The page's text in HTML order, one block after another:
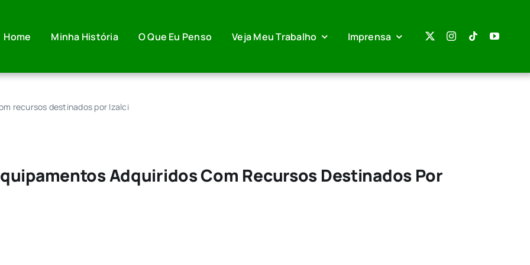
Home Minha História O Que Eu Penso Veja Meu Trabalho Imprensa
recursos destinados por Izalci
Adquiridos Com Recursos Destinados Por